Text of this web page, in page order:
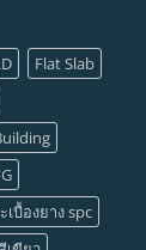
Flat Slab
เบื้องยาง spc